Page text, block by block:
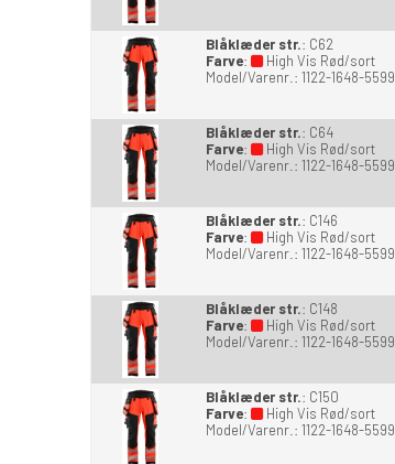
Blåklæder str.: C62
Farve:
High Vis Rød/sort
Model/Varenr.: 1122-1648-5599
Blåklæder str.: C64
Farve:
High Vis Rød/sort
Model/Varenr.: 1122-1648-5599
Blåklæder str.: C146
Farve:
High Vis Rød/sort
Model/Varenr.: 1122-1648-5599
Blåklæder str.: C148
Farve:
High Vis Rød/sort
Model/Varenr.: 1122-1648-5599
Blåklæder str.: C150
Farve:
High Vis Rød/sort
Model/Varenr.: 1122-1648-5599